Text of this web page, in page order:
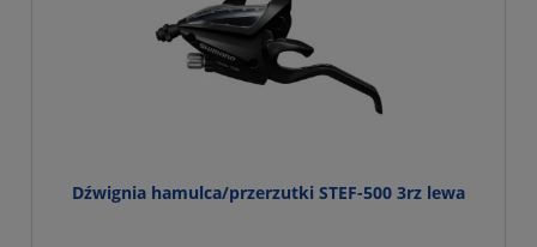
Dźwignia hamulca/przerzutki STEF-500 3rz lewa